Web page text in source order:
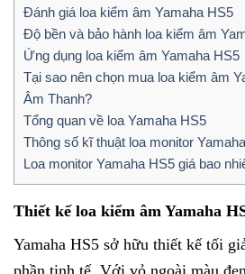
Đánh giá loa kiểm âm Yamaha HS5
Độ bền và bảo hành loa kiểm âm
Ứng dụng loa kiểm âm Yamaha HS5
Tại sao nên chọn mua loa kiểm âm
Âm Thanh?
Tổng quan về loa Yamaha HS5
Thông số kĩ thuật loa monitor
Loa monitor Yamaha HS5 giá bao
Thiết kế loa kiểm âm Yamaha
Yamaha HS5 sở hữu thiết kế tối